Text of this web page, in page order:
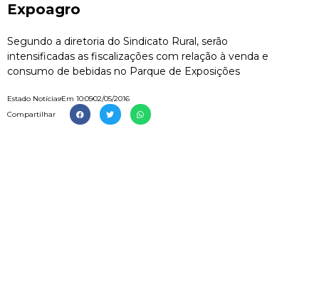
Expoagro
Segundo a diretoria do Sindicato Rural, serão
intensificadas as fiscalizações com relação à venda e
consumo de bebidas no Parque de Exposições
Estado NotíciasEm 10:0502/05/2016
Compartilhar